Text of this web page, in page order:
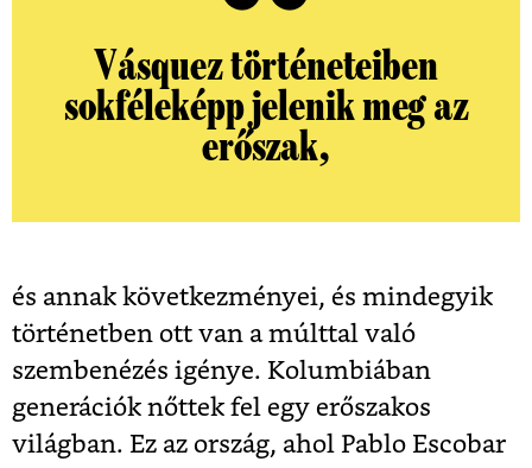
Vásquez történeteiben
sokféleképp jelenik meg az
erőszak,
és annak következményei, és mindegyik
történetben ott van a múlttal való
szembenézés igénye. Kolumbiában
generációk nőttek fel egy erőszakos
világban. Ez az ország, ahol Pablo Escobar